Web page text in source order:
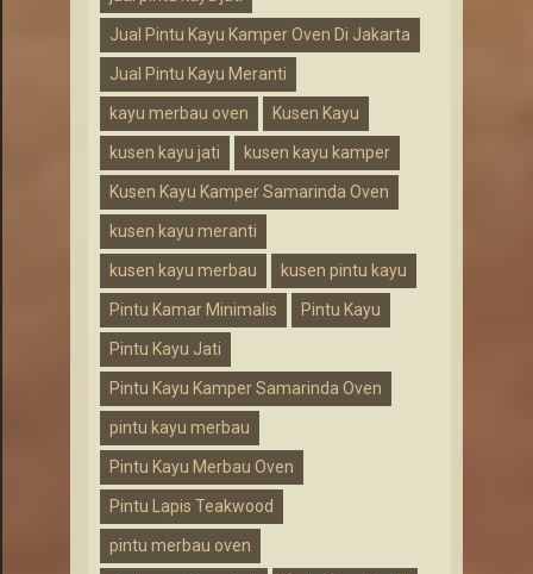
Jual Pintu Kayu Kamper Oven Di Jakarta
Jual Pintu Kayu Meranti
kayu merbau oven Kusen Kayu
kusen kayu jati kusen kayu kamper
Kusen Kayu Kamper Samarinda Oven
kusen kayu meranti
kusen kayu merbau kusen pintu kayu
Pintu Kamar Minimalis Pintu Kayu
Pintu Kayu Jati
Pintu Kayu Kamper Samarinda Oven
pintu kayu merbau
Pintu Kayu Merbau Oven
Pintu Lapis Teakwood
pintu merbau oven